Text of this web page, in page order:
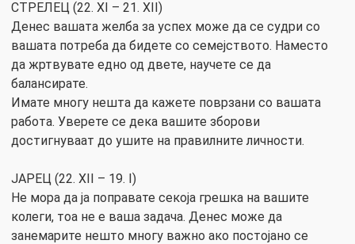
СТРЕЛЕЦ (22. XI – 21. XII)
Денес вашата желба за успех може да се судри со
вашата потреба да бидете со семејството. Наместо
да жртвувате едно од двете, научете се да
балансирате.
Имате многу нешта да кажете поврзани со вашата
работа. Уверете се дека вашите зборови
достигнуваат до ушите на правилните личности.
ЈАРЕЦ (22. XII – 19. I)
Не мора да ја поправате секоја грешка на вашите
колеги, тоа не е ваша задача. Денес може да
занемарите нешто многу важно ако постојано се